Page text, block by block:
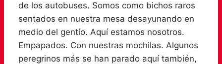
de los autobuses. Somos como bichos raros
sentados en nuestra mesa desayunando en
medio del gentío. Aquí estamos nosotros.
Empapados. Con nuestras mochilas. Algunos
peregrinos más se han parado aquí también,